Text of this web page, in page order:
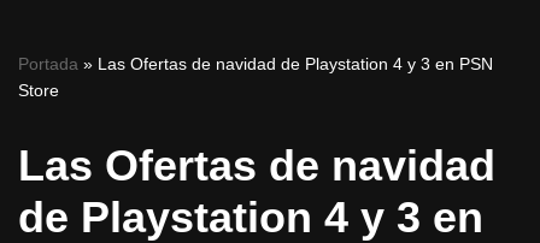
Portada » Las Ofertas de navidad de Playstation 4 y 3 en PSN
Store
Las Ofertas de navidad
de Playstation 4 y 3 en